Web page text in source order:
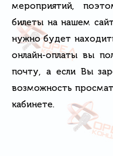
мероприятий,
билеты на нашем
нужно будет
онлайн-оплаты вы
почту, а если Вы
возможность
кабинете.